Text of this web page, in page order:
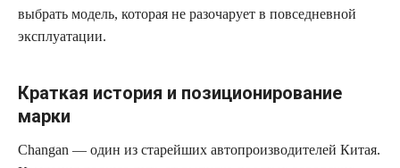
выбрать модель, которая не разочарует в повседневной
эксплуатации.
Краткая история и позиционирование
марки
Changan — один из старейших автопроизводителей Китая.